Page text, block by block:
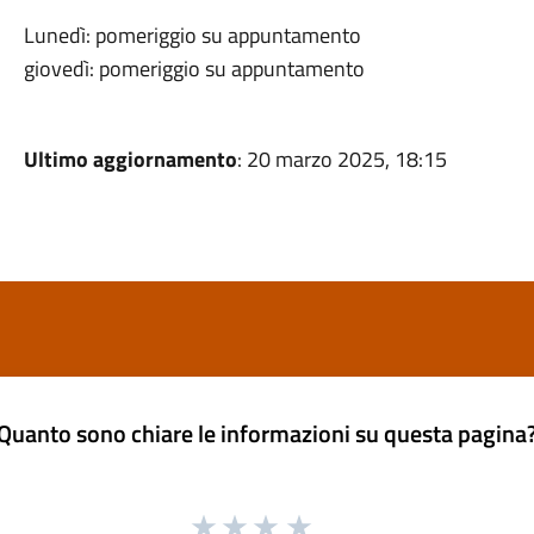
Lunedì: pomeriggio su appuntamento
giovedì: pomeriggio su appuntamento
Ultimo aggiornamento: 20 marzo 2025, 18:15
sono chiare le informazioni su questa